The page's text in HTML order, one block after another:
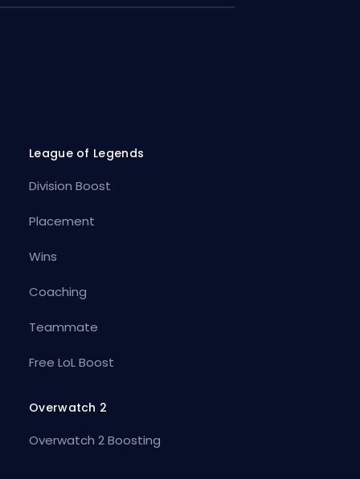
League of Legends
Division Boost
Placement
Wins
Coaching
Teammate
Free LoL Boost
Overwatch 2
Overwatch 2 Boosting